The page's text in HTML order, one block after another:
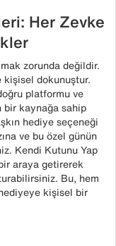
Her Zevke
zorunda değildir.
kişisel dokunuştur.
platformu ve
kaynağa sahip
hediye seçeneği
ve bu özel günün
Kendi Kutunu Yap
araya getirerek
Bu, hem
kişisel bir